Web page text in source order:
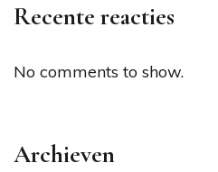
Recente reacties
No comments to show.
Archieven